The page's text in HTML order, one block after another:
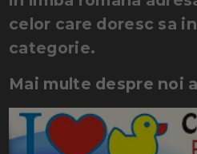
celor care doresc sa
categorie.
Mai multe despre noi